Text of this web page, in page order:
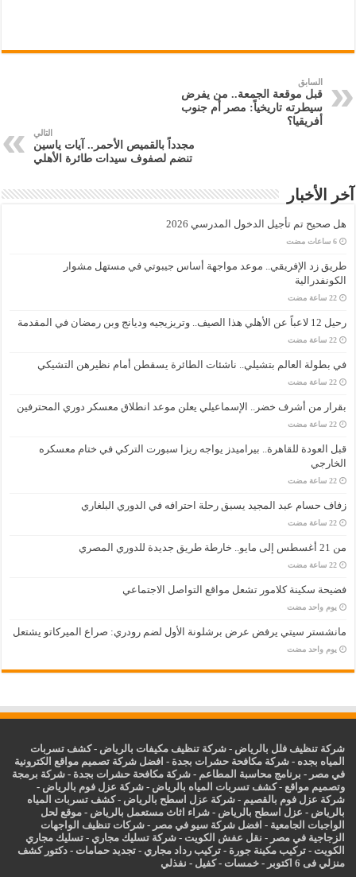
السابق
قبل موقعة الجمعة.. من يفرض
سيطرته تاريخياً: مصر أم جنوب
أفريقيا؟
التالي
مجدداً بالقميص الأحمر.. آيات ياسين
تنضم لصفوف سيدات طائرة الأهلي
آخر الأخبار
هل صحيح تم تأجيل الدخول المدرسي 2026
‏6 ساعات مضت
طريق زد الإفريقي.. موعد مواجهة أساس جيبوتي في مستهل مشوار
الكونفدرالية
‏22 ساعة مضت
رحيل 12 لاعباً عن الأهلي هذا الصيف.. وتريزيجيه وديانج وبن رمضان في المقدمة
‏22 ساعة مضت
في بطولة العالم بتشيلي.. ناشئات الطائرة يسقطن أمام نظيرهن التشيكي
‏22 ساعة مضت
بقرار من أشرف خضر.. الإسماعيلي يعلن موعد انطلاق معسكر دوري المحترفين
‏22 ساعة مضت
قبل العودة للقاهرة.. بيراميدز يواجه ريزا سبورت التركي في ختام معسكره
الخارجي
‏22 ساعة مضت
زفاف حسام عبد المجيد يسبق رحلة احترافه في الدوري البلغاري
‏22 ساعة مضت
من 21 أغسطس إلى مايو.. خارطة طريق جديدة للدوري المصري
‏22 ساعة مضت
فضيحة سكينة كلامور تشعل مواقع التواصل الاجتماعي
‏يوم واحد مضت
مانشستر سيتي يرفض عرض برشلونة الأول لضم رودري: صراع الميركاتو يشتعل
‏يوم واحد مضت
شركة تنظيف فلل بالرياض -شركة تنظيف مكيفات بالرياض -كشف تسربات
المياه بجده -شركة مكافحة حشرات بجدة - افضل شركة تصميم مواقع الكترونية
في مصر - برنامج محاسبة المطاعم -شركة مكافحة حشرات بجدة -شركة برمجة
وتصميم مواقع -كشف تسربات المياه بالرياض -شركة عزل فوم بالرياض -
شركة عزل فوم بالقصيم -شركة عزل اسطح بالرياض -كشف تسربات المياه
بالرياض - عزل اسطح بالرياض -شراء اثاث مستعمل بالرياض - موقع لحل
الواجبات الجامعية - افضل شركة سيو في مصر -شركات تنظيف الواجهات
الزجاجية في مصر - نقل عفش الكويت -شركة تسليك مجاري -تسليك مجاري
الكويت -تركيب مكينة جورة -تركيب رداد مجاري -تجديد حمامات -دكتور كشف
منزلي فى 6 اكتوبر
-خمسات -كفيل - نفذلي